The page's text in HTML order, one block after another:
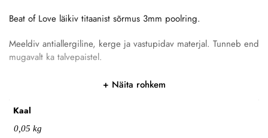
Beat of Love läikiv titaanist sõrmus 3mm poolring.
Meeldiv antiallergiline, kerge ja vastupidav materjal. Tunneb end
mugavalt ka talvepaistel.
Näita rohkem
Kaal
0,05 kg